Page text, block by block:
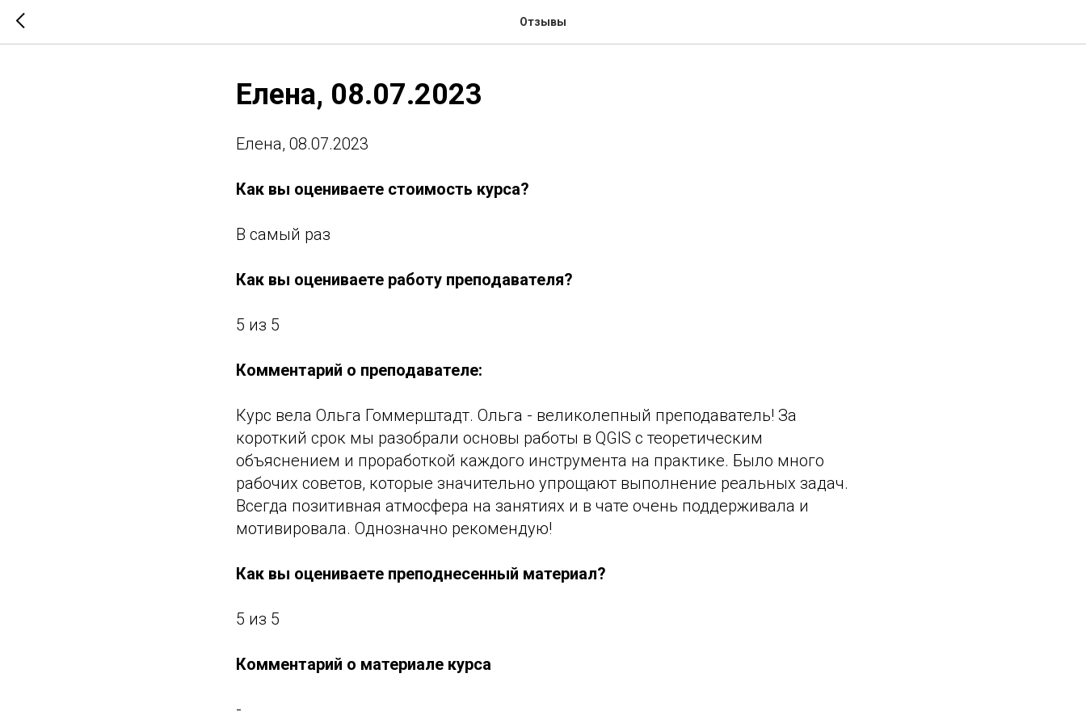
Отзывы
Елена, 08.07.2023
Елена, 08.07.2023
Как вы оцениваете стоимость курса?
В самый раз
Как вы оцениваете работу преподавателя?
5 из 5
Комментарий о преподавателе:
Курс вела Ольга Гоммерштадт. Ольга - великолепный преподаватель! За
короткий срок мы разобрали основы работы в QGIS c теоретическим
объяснением и проработкой каждого инструмента на практике. Было много
рабочих советов, которые значительно упрощают выполнение реальных задач.
Всегда позитивная атмосфера на занятиях и в чате очень поддерживала и
мотивировала. Однозначно рекомендую!
Как вы оцениваете преподнесенный материал?
5 из 5
Комментарий о материале курса
-